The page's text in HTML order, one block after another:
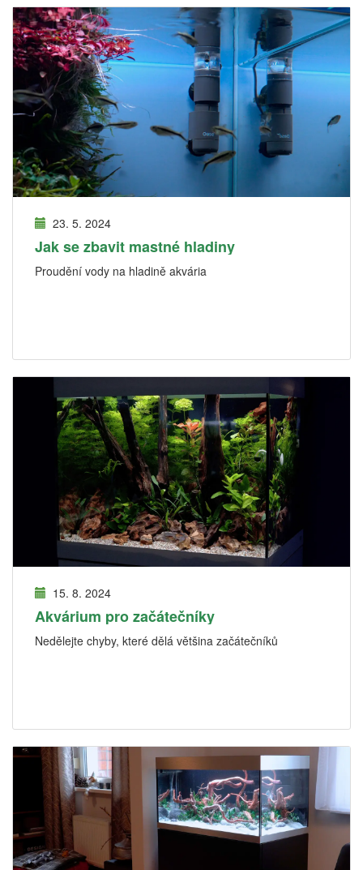
23. 5. 2024
Jak se zbavit mastné hladiny
Proudění vody na hladině akvária
15. 8. 2024
Akvárium pro začátečníky
Nedělejte chyby, které dělá většina začátečníků